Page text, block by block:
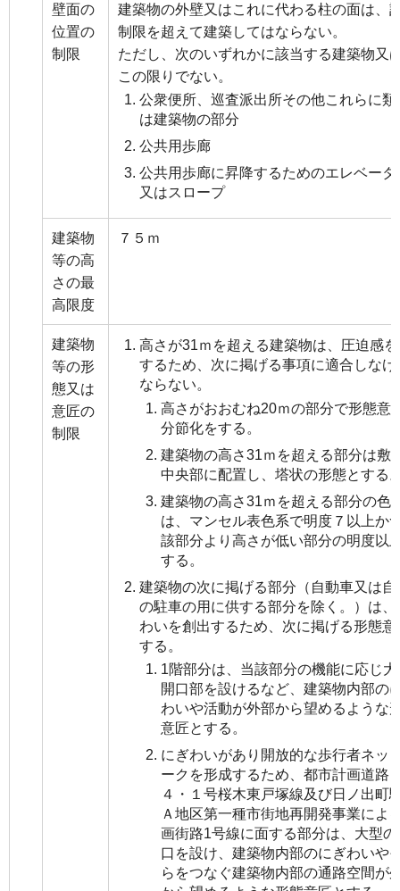
壁面の
位置の
制限
建築物の外壁又はこれに代わる柱の面は、
制限を超えて建築してはならない。
ただし、次のいずれかに該当する建築物又
この限りでない。
公衆便所、巡査派出所その他これらに
は建築物の部分
公共用歩廊
公共用歩廊に昇降するためのエレベー
又はスロープ
建築物
等の高
さの最
高限度
７５ｍ
建築物
等の形
態又は
意匠の
制限
高さが31ｍを超える建築物は、圧迫感
するため、次に掲げる事項に適合しなけ
ならない。
高さがおおむね20ｍの部分で形態意
分節化をする。
建築物の高さ31ｍを超える部分は敷
中央部に配置し、塔状の形態とする
建築物の高さ31ｍを超える部分の色
は、マンセル表色系で明度７以上か
該部分より高さが低い部分の明度以
する。
建築物の次に掲げる部分（自動車又は自
の駐車の用に供する部分を除く。）は、
わいを創出するため、次に掲げる形態意
する。
1階部分は、当該部分の機能に応じ
開口部を設けるなど、建築物内部の
わいや活動が外部から望めるような
意匠とする。
にぎわいがあり開放的な歩行者ネッ
ークを形成するため、都市計画道路
４・１号桜木東戸塚線及び日ノ出町
Ａ地区第一種市街地再開発事業によ
画街路1号線に面する部分は、大型
口を設け、建築物内部のにぎわいや
らをつなぐ建築物内部の通路空間が